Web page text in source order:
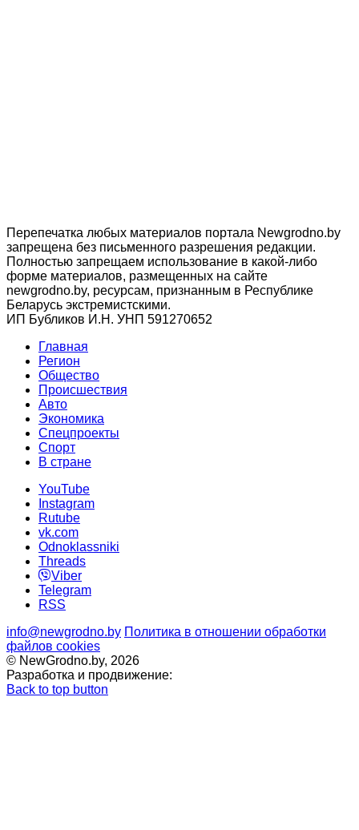
Перепечатка любых материалов портала Newgrodno.by
запрещена без письменного разрешения редакции.
Полностью запрещаем использование в какой-либо
форме материалов, размещенных на сайте
newgrodno.by, ресурсам, признанным в Республике
Беларусь экстремистскими.
ИП Бубликов И.Н. УНП 591270652
Главная
Регион
Общество
Происшествия
Авто
Экономика
Спецпроекты
Cпорт
В стране
YouTube
Instagram
Rutube
vk.com
Odnoklassniki
Threads
Viber
Telegram
RSS
info@newgrodno.by Политика в отношении обработки
файлов cookies
© NewGrodno.by, 2026
Разработка и продвижение:
Back to top button